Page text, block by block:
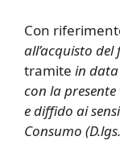
Con
all’acquisto
tramite in data
con la
e diffido ai
Consumo